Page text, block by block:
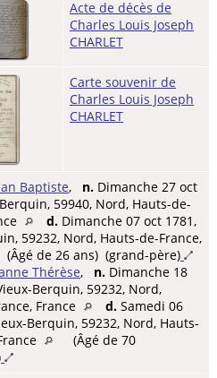
Acte de décès de
Charles Louis Joseph
CHARLET
Carte souvenir de
Charles Louis Joseph
CHARLET
Baptiste, n. Dimanche 27 oct
59940, Nord, Hauts-de-
d. Dimanche 07 oct 1781,
59232, Nord, Hauts-de-France,
(Âgé de 26 ans) (grand-père)
Thérèse, n. Dimanche 18
Berquin, 59232, Nord,
France
d. Samedi 06
Berquin, 59232, Nord, Hauts-
(Âgé de 70